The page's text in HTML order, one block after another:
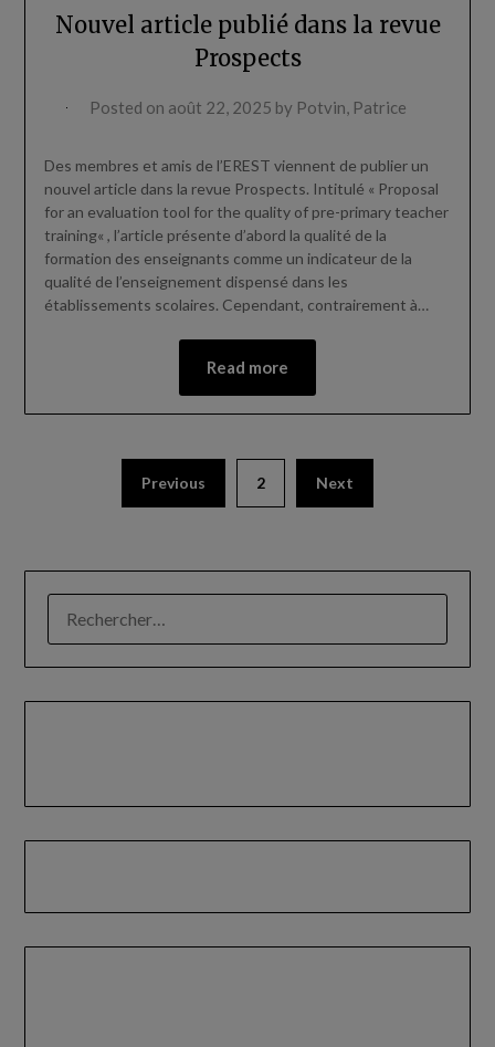
Nouvel article publié dans la revue
Prospects
Posted on août 22, 2025 by Potvin, Patrice
Des membres et amis de l’EREST viennent de publier un
nouvel article dans la revue Prospects. Intitulé « Proposal
for an evaluation tool for the quality of pre-primary teacher
training« , l’article présente d’abord la qualité de la
formation des enseignants comme un indicateur de la
qualité de l’enseignement dispensé dans les
établissements scolaires. Cependant, contrairement à…
Read more
Previous 2 Next